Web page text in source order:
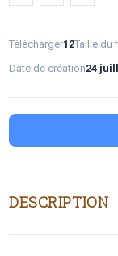
Télécharger12Taille du
Date de création24
DESCRIPTION